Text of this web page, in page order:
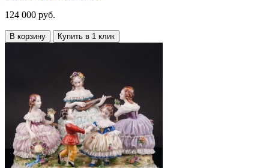
124 000 руб.
В корзину Купить в 1 клик